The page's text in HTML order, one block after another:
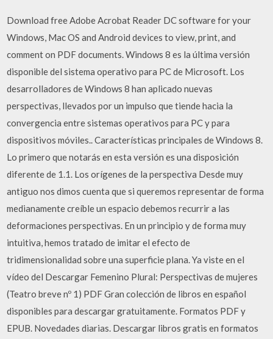
Download free Adobe Acrobat Reader DC software for your
Windows, Mac OS and Android devices to view, print, and
comment on PDF documents. Windows 8 es la última versión
disponible del sistema operativo para PC de Microsoft. Los
desarrolladores de Windows 8 han aplicado nuevas
perspectivas, llevados por un impulso que tiende hacia la
convergencia entre sistemas operativos para PC y para
dispositivos móviles.. Características principales de Windows 8.
Lo primero que notarás en esta versión es una disposición
diferente de 1.1. Los orígenes de la perspectiva Desde muy
antiguo nos dimos cuenta que si queremos representar de forma
medianamente creíble un espacio debemos recurrir a las
deformaciones perspectivas. En un principio y de forma muy
intuitiva, hemos tratado de imitar el efecto de
tridimensionalidad sobre una superficie plana. Ya viste en el
vídeo del Descargar Femenino Plural: Perspectivas de mujeres
(Teatro breve nº 1) PDF Gran colección de libros en español
disponibles para descargar gratuitamente. Formatos PDF y
EPUB. Novedades diarias. Descargar libros gratis en formatos